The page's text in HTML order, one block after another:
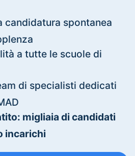
candidatura spontanea
a tutte le scuole di
di specialisti dedicati
migliaia di candidati
incarichi